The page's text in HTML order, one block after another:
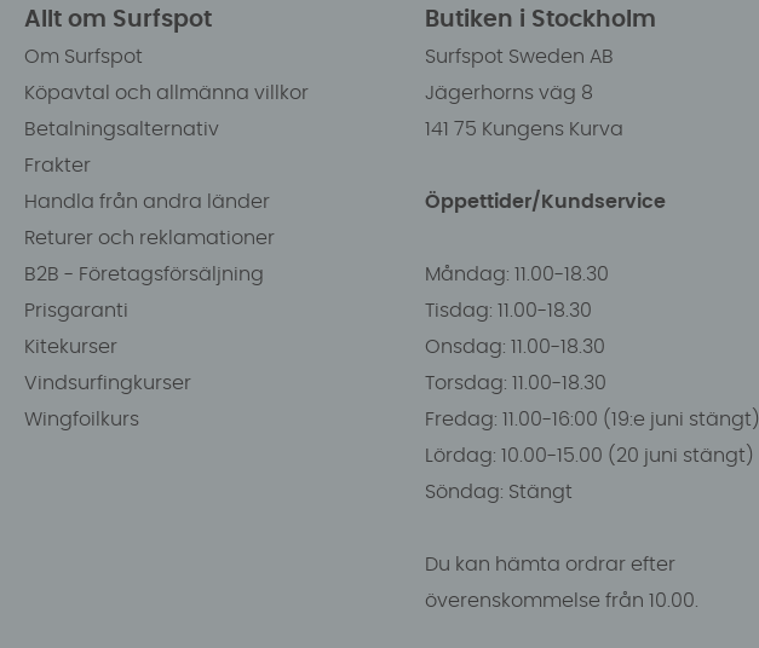
Allt om Surfspot
Om Surfspot
Köpavtal och allmänna villkor
Betalningsalternativ
Frakter
Handla från andra länder
Returer och reklamationer
B2B - Företagsförsäljning
Prisgaranti
Kitekurser
Vindsurfingkurser
Wingfoilkurs
Butiken i Stockholm
Surfspot Sweden AB
Jägerhorns väg 8
141 75 Kungens Kurva
Öppettider/Kundservice
Måndag: 11.00-18.30
Tisdag: 11.00-18.30
Onsdag: 11.00-18.30
Torsdag: 11.00-18.30
Fredag: 11.00-16:00 (19:e juni stängt)
Lördag: 10.00-15.00 (20 juni stängt)
Söndag: Stängt
Du kan hämta ordrar efter
överenskommelse från 10.00.